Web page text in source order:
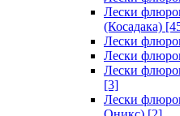
Лески
(Косадака)
Лески
Лески
Лески
[3]
Лески